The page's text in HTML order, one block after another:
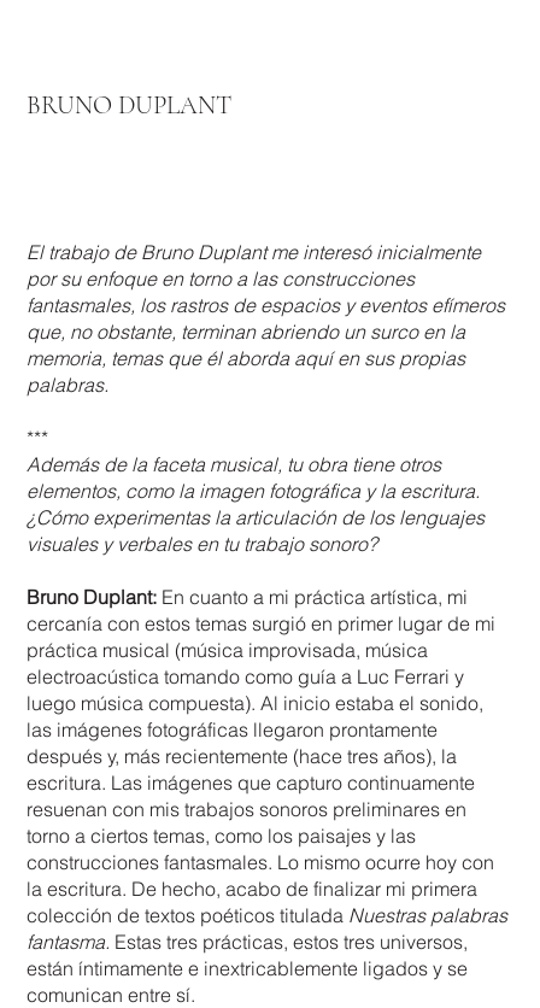
El trabajo de Bruno Duplant me interesó inicialmente
por su enfoque en torno a las construcciones
fantasmales, los rastros de espacios y eventos efímeros
que, no obstante, terminan abriendo un surco en la
memoria, temas que él aborda aquí en sus propias
palabras.
***
Además de la faceta musical, tu obra tiene otros
elementos, como la imagen fotográfica y la escritura.
¿Cómo experimentas la articulación de los lenguajes
visuales y verbales en tu trabajo sonoro?
Bruno Duplant: En cuanto a mi práctica artística, mi
cercanía con estos temas surgió en primer lugar de mi
práctica musical (música improvisada, música
electroacústica tomando como guía a Luc Ferrari y
luego música compuesta). Al inicio estaba el sonido,
las imágenes fotográficas llegaron prontamente
después y, más recientemente (hace tres años), la
escritura. Las imágenes que capturo continuamente
resuenan con mis trabajos sonoros preliminares en
torno a ciertos temas, como los paisajes y las
construcciones fantasmales. Lo mismo ocurre hoy con
la escritura. De hecho, acabo de finalizar mi primera
colección de textos poéticos titulada Nuestras palabras
fantasma. Estas tres prácticas, estos tres universos,
están íntimamente e inextricablemente ligados y se
comunican entre sí.
BRUNO DUPLANT